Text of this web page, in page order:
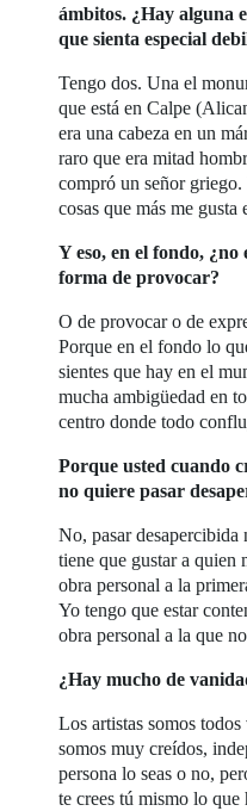
ámbitos. ¿Hay alguna
que sienta especial
Tengo dos. Una el
que está en Calpe
era una cabeza en un
raro que era mitad
compró un señor
cosas que más me
Y eso, en el fondo,
forma de provocar?
O de provocar o de
Porque en el fondo lo
sientes que hay en el
mucha ambigüedad en
centro donde todo
Porque usted cuando
no quiere pasar
No, pasar desapercibida
tiene que gustar a quien
obra personal a la
Yo tengo que estar
obra personal a la que
¿Hay mucho de
Los artistas somos
somos muy creídos,
persona lo seas o no,
te crees tú mismo lo que